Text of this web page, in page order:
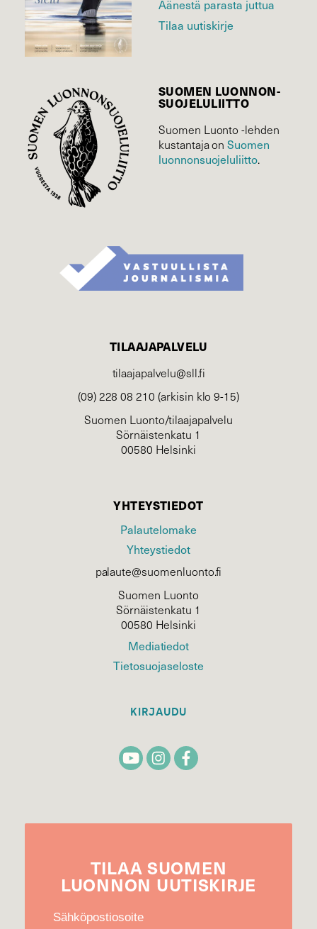
Äänestä parasta juttua
Tilaa uutiskirje
SUOMEN LUONNON­
SUOJELU­LIITTO
Suomen Luonto -lehden
kustantaja onSuomen
luonnonsuojelu­liitto.
TILAAJAPALVELU
tilaajapalvelu@sll.fi
(09) 228 08 210 (arkisin klo 9-15)
Suomen Luonto/tilaajapalvelu
Sörnäistenkatu 1
00580 Helsinki
YHTEYSTIEDOT
Palautelomake
Yhteystiedot
palaute@suomenluonto.fi
Suomen Luonto
Sörnäistenkatu 1
00580 Helsinki
Mediatiedot
Tietosuojaseloste
KIRJAUDU
TILAA SUOMEN
LUONNON UUTIS­KIRJE
Sähköpostiosoite